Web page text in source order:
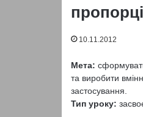
10.11.2012
Мета:
та виробити
застосування.
Тип уроку: